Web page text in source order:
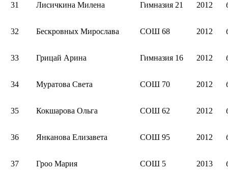
31 Лисичкина Милена Гимназия 21 2012
32 Бескровных Мирослава СОШ 68 2012
33 Грицай Арина Гимназия 16 2012
34 Муратова Света СОШ 70 2012
35 Кокшарова Ольга СОШ 62 2012
36 Янканова Елизавета СОШ 95 2012
37 Гроо Мария СОШ 5 2013